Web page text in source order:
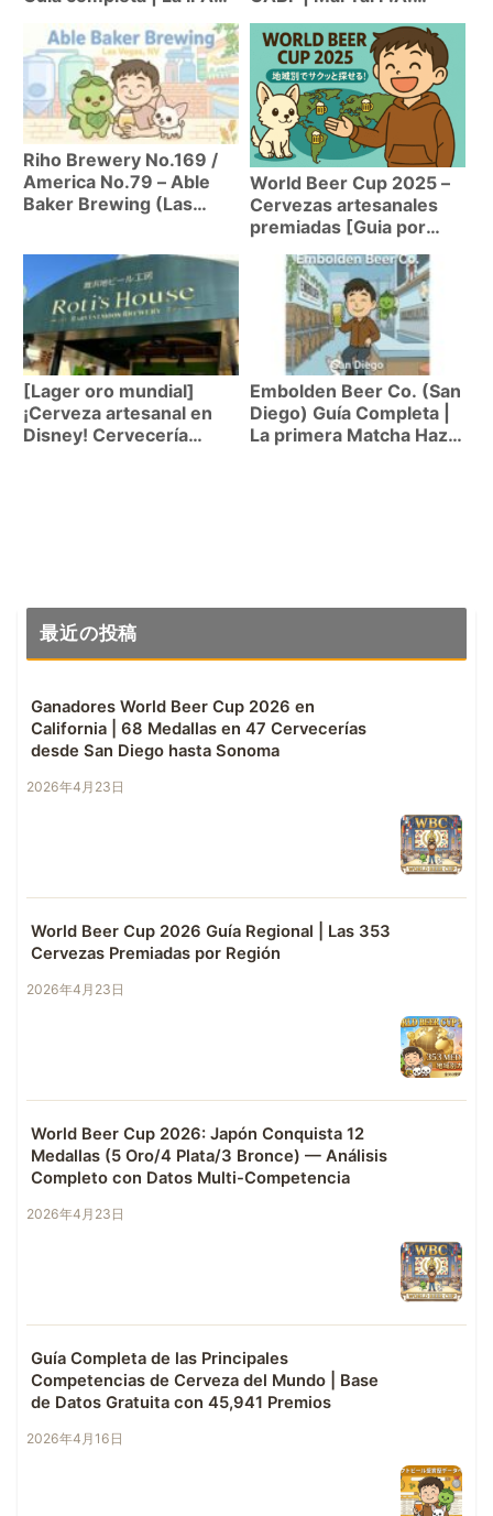
No.1 de Arizona «Tower
Station»
Untappd 3.94
Riho Brewery No.169 /
America No.79 – Able
Baker Brewing (Las
en WBC revela el poder
de Las Vegas
World Beer Cup 2025 –
Cervezas artesanales
premiadas [Guia por
[Lager oro mundial]
¡Cerveza artesanal en
Disney! Cervecería
Embolden Beer Co. (San
Diego) Guía Completa |
La primera Matcha Hazy
最近の投稿
Ganadores World Beer Cup 2026 en
California | 68 Medallas en 47 Cervecerías
desde San Diego hasta Sonoma
2026年4月23日
World Beer Cup 2026 Guía Regional | Las 353
Cervezas Premiadas por Región
2026年4月23日
World Beer Cup 2026: Japón Conquista 12
Medallas (5 Oro/4 Plata/3 Bronce) — Análisis
Completo con Datos Multi-Competencia
2026年4月23日
Guía Completa de las Principales
Competencias de Cerveza del Mundo | Base
de Datos Gratuita con 45,941 Premios
2026年4月16日